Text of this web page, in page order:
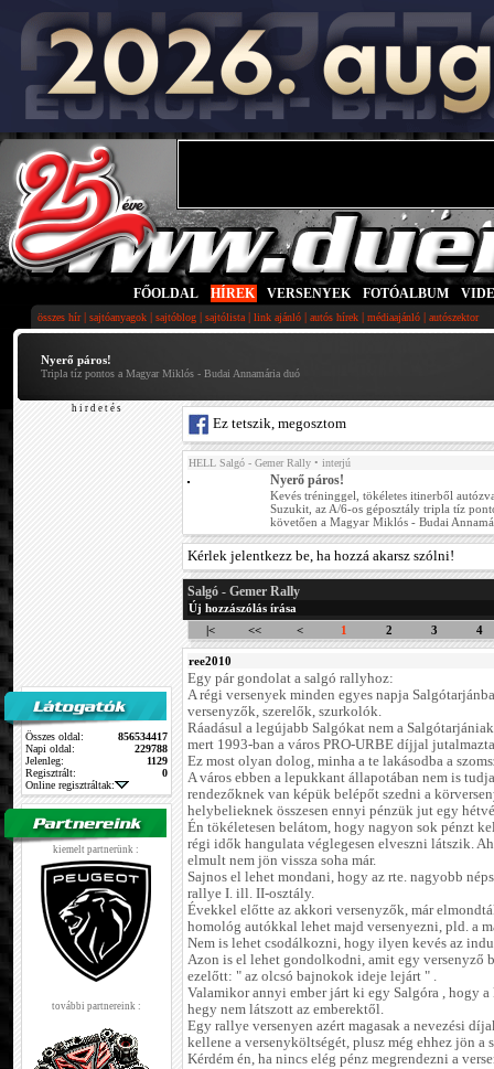
FŐOLDAL HÍREK VERSENYEK FOTÓALBUM
összes hír| sajtóanyagok | sajtóblog | sajtólista | link ajánló | autós hírek | médiaajánló | autószektor
Nyerő páros!
Tripla tíz pontos a Magyar Miklós - Budai Annamária duó
h i r d e t é s
Összes oldal:
856534417
Napi oldal:
229788
Jelenleg:
1129
Regisztrált:
0
Online regisztráltak:
kiemelt partnerünk :
további partnereink :
Ez tetszik, megosztom
HELL Salgó - Gemer Rally • interjú
Nyerő páros!
Kevés tréninggel, tökéletes itinerből
Suzukit, az A/6-os géposztály tripla tíz
követően a Magyar Miklós - Budai
Kérlek jelentkezz be, ha hozzá akarsz szólni!
Salgó - Gemer Rally
Új hozzászólás írása
|<
<< < 1 2 3 4
ree2010
Egy pár gondolat a salgó rallyhoz:
A régi versenyek minden egyes napja
versenyzők, szerelők, szurkolók.
Ráadásul a legújabb Salgókat nem a
mert 1993-ban a város PRO-URBE díjjal
Ez most olyan dolog, minha a te lakásodba a
A város ebben a lepukkant állapotában nem is
rendezőknek van képük belépőt szedni a
helybelieknek összesen ennyi pénzük jut egy
Én tökéletesen belátom, hogy nagyon sok pénzt
régi idők hangulata véglegesen elveszni látszik.
elmult nem jön vissza soha már.
Sajnos el lehet mondani, hogy az rte. nagyobb
rallye I. ill. II-osztály.
Évekkel előtte az akkori versenyzők, már
homológ autókkal lehet majd versenyezni, pld. a
Nem is lehet csodálkozni, hogy ilyen kevés az
Azon is el lehet gondolkodni, amit egy versenyző
ezelőtt: " az olcsó bajnokok ideje lejárt " .
Valamikor annyi ember járt ki egy Salgóra , hogy
hegy nem látszott az emberektől.
Egy rallye versenyen azért magasak a nevezési
kellene a versenyköltségét, plusz még ehhez jön
Kérdém én, ha nincs elég pénz megrendezni a